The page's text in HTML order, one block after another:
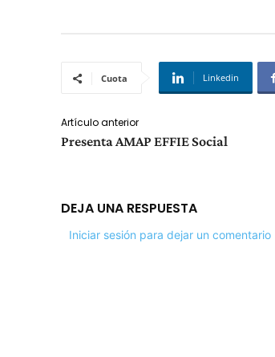
Cuota Linkedin
Artículo anterior
Presenta AMAP EFFIE Social
DEJA UNA RESPUESTA
Iniciar sesión para dejar un comentario